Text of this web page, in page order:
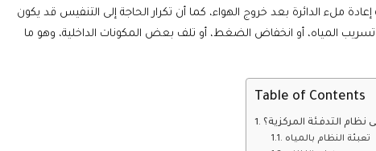
ملء الدائرة بعد خروج الهواء، كما أن تكرار الحاجة إلى التنفيس قد يكون
المياه، أو انخفاض الضغط، أو تلف بعض المكونات الداخلية، وهو ما
Table of Contents
نظام التدفئة المركزية؟
تعبئة النظام بالمياه